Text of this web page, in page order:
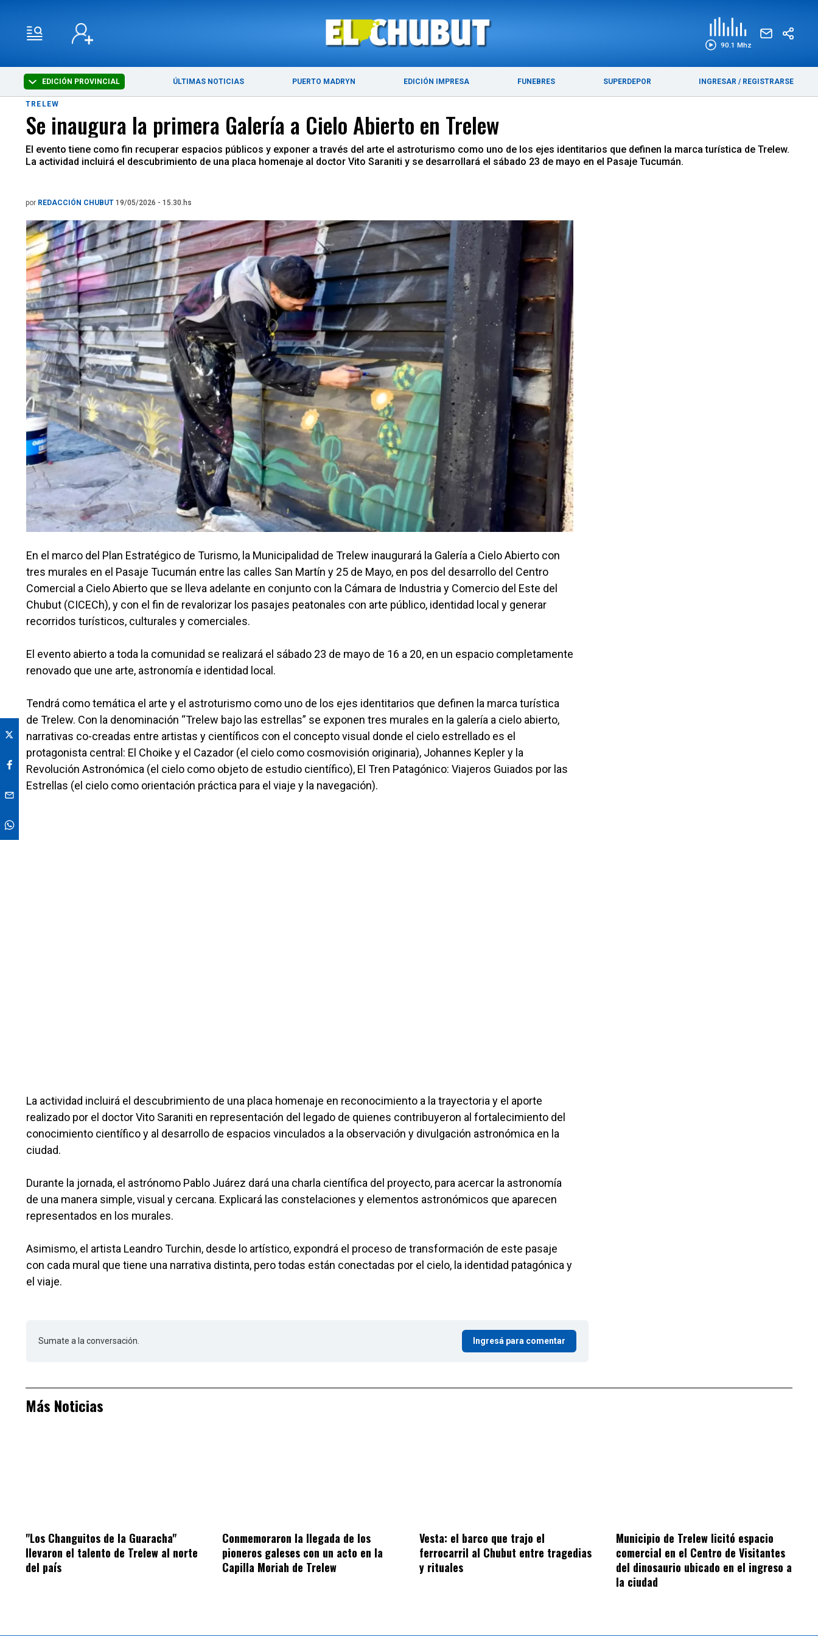
90.1 Mhz
EDICIÓN PROVINCIAL ÚLTIMAS NOTICIAS PUERTO MADRYN EDICIÓN IMPRESA FUNEBRES SUPERDEPOR INGRESAR / REGISTRARSE
ÚLTIMAS NOTICIAS PUERTO MADRYN
TRELEW
Se inaugura la primera Galería a Cielo Abierto en Trelew
El evento tiene como fin recuperar espacios públicos y exponer a través del arte el astroturismo como uno de los ejes identitarios que definen la marca turística de Trelew.
La actividad incluirá el descubrimiento de una placa homenaje al doctor Vito Saraniti y se desarrollará el sábado 23 de mayo en el Pasaje Tucumán.
por REDACCIÓN CHUBUT 19/05/2026 - 15.30.hs
En el marco del Plan Estratégico de Turismo, la Municipalidad de Trelew inaugurará la Galería a Cielo Abierto con
tres murales en el Pasaje Tucumán entre las calles San Martín y 25 de Mayo, en pos del desarrollo del Centro
Comercial a Cielo Abierto que se lleva adelante en conjunto con la Cámara de Industria y Comercio del Este del
Chubut (CICECh), y con el fin de revalorizar los pasajes peatonales con arte público, identidad local y generar
recorridos turísticos, culturales y comerciales.
El evento abierto a toda la comunidad se realizará el sábado 23 de mayo de 16 a 20, en un espacio completamente
renovado que une arte, astronomía e identidad local.
Tendrá como temática el arte y el astroturismo como uno de los ejes identitarios que definen la marca turística
de Trelew. Con la denominación “Trelew bajo las estrellas” se exponen tres murales en la galería a cielo abierto,
narrativas co-creadas entre artistas y científicos con el concepto visual donde el cielo estrellado es el
protagonista central: El Choike y el Cazador (el cielo como cosmovisión originaria), Johannes Kepler y la
Revolución Astronómica (el cielo como objeto de estudio científico), El Tren Patagónico: Viajeros Guiados por las
Estrellas (el cielo como orientación práctica para el viaje y la navegación).
La actividad incluirá el descubrimiento de una placa homenaje en reconocimiento a la trayectoria y el aporte
realizado por el doctor Vito Saraniti en representación del legado de quienes contribuyeron al fortalecimiento del
conocimiento científico y al desarrollo de espacios vinculados a la observación y divulgación astronómica en la
ciudad.
Durante la jornada, el astrónomo Pablo Juárez dará una charla científica del proyecto, para acercar la astronomía
de una manera simple, visual y cercana. Explicará las constelaciones y elementos astronómicos que aparecen
representados en los murales.
Asimismo, el artista Leandro Turchin, desde lo artístico, expondrá el proceso de transformación de este pasaje
con cada mural que tiene una narrativa distinta, pero todas están conectadas por el cielo, la identidad patagónica y
el viaje.
Sumate a la conversación. Ingresá para comentar
Más Noticias
"Los Changuitos de la Guaracha"
llevaron el talento de Trelew al norte
del país
Conmemoraron la llegada de los
pioneros galeses con un acto en la
Capilla Moriah de Trelew
Vesta: el barco que trajo el
ferrocarril al Chubut entre tragedias
y rituales
Municipio de Trelew licitó espacio
comercial en el Centro de Visitantes
del dinosaurio ubicado en el ingreso a
la ciudad